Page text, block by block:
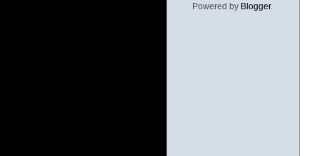
Powered by Blogger.